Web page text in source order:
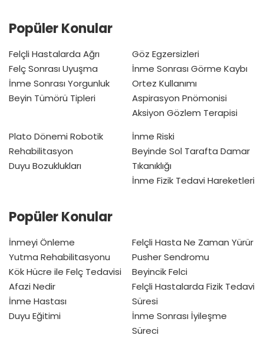
Popüler Konular
Felçli Hastalarda Ağrı
Felç Sonrası Uyuşma
İnme Sonrası Yorgunluk
Beyin Tümörü Tipleri
Göz Egzersizleri
İnme Sonrası Görme Kaybı
Ortez Kullanımı
Aspirasyon Pnömonisi
Aksiyon Gözlem Terapisi
Plato Dönemi Robotik
Rehabilitasyon
Duyu Bozuklukları
İnme Riski
Beyinde Sol Tarafta Damar
Tıkanıklığı
İnme Fizik Tedavi Hareketleri
Popüler Konular
İnmeyi Önleme
Yutma Rehabilitasyonu
Kök Hücre ile Felç Tedavisi
Afazi Nedir
İnme Hastası
Duyu Eğitimi
Felçli Hasta Ne Zaman Yürür
Pusher Sendromu
Beyincik Felci
Felçli Hastalarda Fizik Tedavi
Süresi
İnme Sonrası İyileşme
Süreci